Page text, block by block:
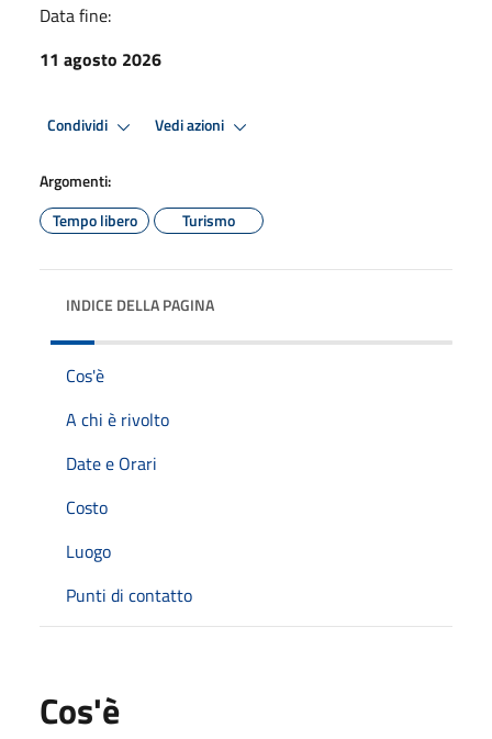
Data fine:
11 agosto 2026
Condividi Vedi azioni
Argomenti:
Tempo libero
Turismo
INDICE DELLA PAGINA
Cos'è
A chi è rivolto
Date e Orari
Costo
Luogo
Punti di contatto
Cos'è